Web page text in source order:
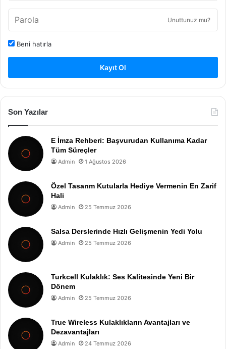
Unuttunuz mu?
Beni hatırla
Kayıt Ol
Son Yazılar
E İmza Rehberi: Başvurudan Kullanıma Kadar
Tüm Süreçler
Admin 1 Ağustos 2026
Özel Tasarım Kutularla Hediye Vermenin En Zarif
Hali
Admin 25 Temmuz 2026
Salsa Derslerinde Hızlı Gelişmenin Yedi Yolu
Admin 25 Temmuz 2026
Turkcell Kulaklık: Ses Kalitesinde Yeni Bir
Dönem
Admin 25 Temmuz 2026
True Wireless Kulaklıkların Avantajları ve
Dezavantajları
Admin 24 Temmuz 2026